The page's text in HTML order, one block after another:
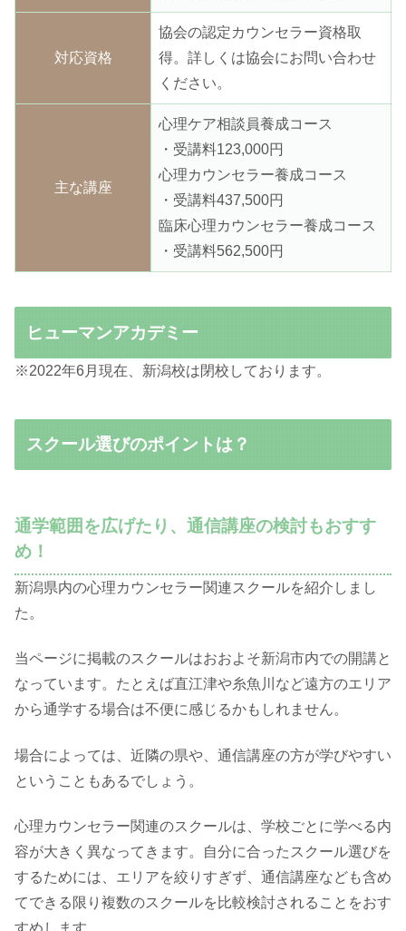
対応資格
協会の認定カウンセラー資格取
得。詳しくは協会にお問い合わせ
ください。
主な講座
心理ケア相談員養成コース
・受講料123,000円
心理カウンセラー養成コース
・受講料437,500円
臨床心理カウンセラー養成コース
・受講料562,500円
ヒューマンアカデミー
※2022年6月現在、新潟校は閉校しております。
スクール選びのポイントは？
通学範囲を広げたり、通信講座の検討もおすす
め！
新潟県内の心理カウンセラー関連スクールを紹介しまし
た。
当ページに掲載のスクールはおおよそ新潟市内での開講と
なっています。たとえば直江津や糸魚川など遠方のエリア
から通学する場合は不便に感じるかもしれません。
場合によっては、近隣の県や、通信講座の方が学びやすい
ということもあるでしょう。
心理カウンセラー関連のスクールは、学校ごとに学べる内
容が大きく異なってきます。自分に合ったスクール選びを
するためには、エリアを絞りすぎず、通信講座なども含め
てできる限り複数のスクールを比較検討されることをおす